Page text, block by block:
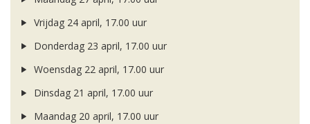
Vrijdag 24 april, 17.00 uur
Donderdag 23 april, 17.00 uur
Woensdag 22 april, 17.00 uur
Dinsdag 21 april, 17.00 uur
Maandag 20 april, 17.00 uur